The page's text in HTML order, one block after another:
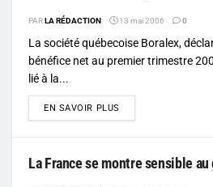
PARLA RÉDACTION 13 mai 2006 0
La société québecoise Boralex,
bénéfice net au premier trimestre
lié à la...
EN SAVOIR PLUS
La France se montre sensible